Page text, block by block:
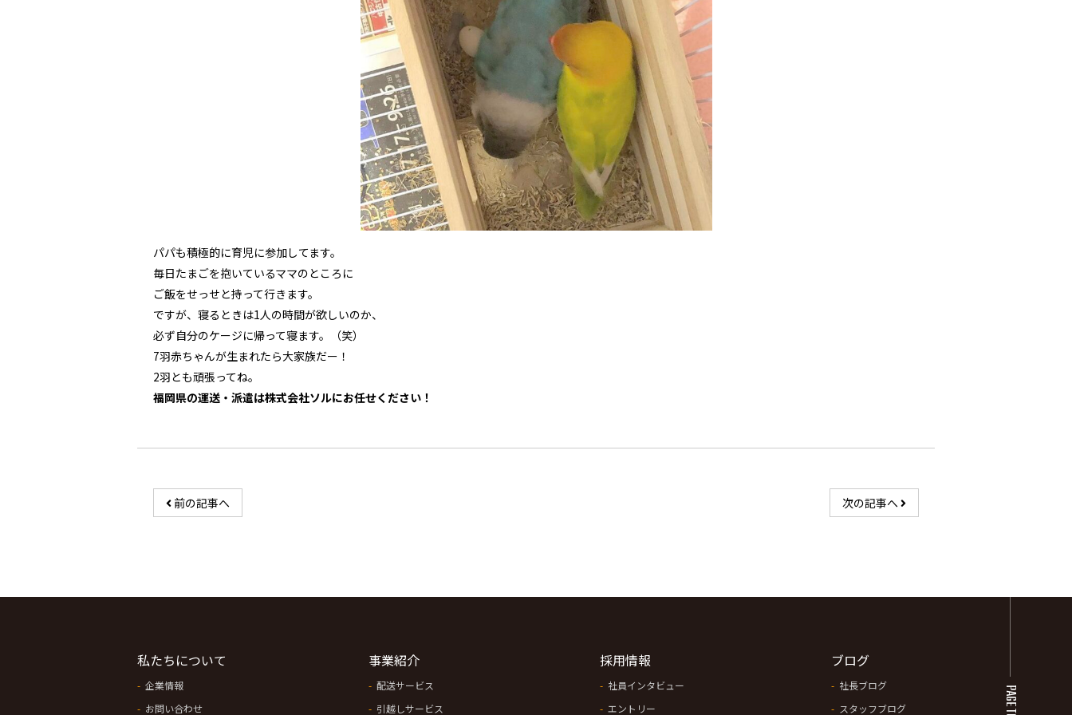
パパも積極的に育児に参加してます。
毎日たまごを抱いているママのところに
ご飯をせっせと持って行きます。
ですが、寝るときは1人の時間が欲しいのか、
必ず自分のケージに帰って寝ます。（笑）
7羽赤ちゃんが生まれたら大家族だー！
2羽とも頑張ってね。
福岡県の運送・派遣は株式会社ソルにお任せください！
前の記事へ 次の記事へ
私たちについて
企業情報
お問い合わせ
事業紹介
配送サービス
引越しサービス
採用情報
社員インタビュー
エントリー
ブログ
社長ブログ
スタッフブログ
PAGE TOP